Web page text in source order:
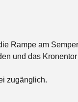
Rampe am
und das Kronentor
zugänglich.